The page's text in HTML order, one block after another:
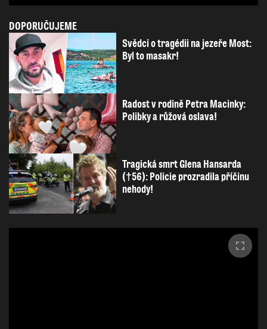
DOPORUČUJEME
Svědci o tragédii na jezeře Most:
Byl to masakr!
Radost v rodině Petra Macinky:
Polibky a růžová oslava!
Tragická smrt Glena Hansarda
(†56): Policie prozradila příčinu
nehody!